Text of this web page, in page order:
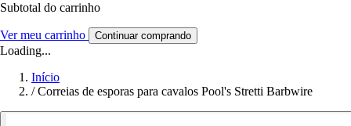
Subtotal do carrinho
Ver meu carrinho Continuar comprando
Loading...
Início
/ Correias de esporas para cavalos Pool's Stretti Barbwire